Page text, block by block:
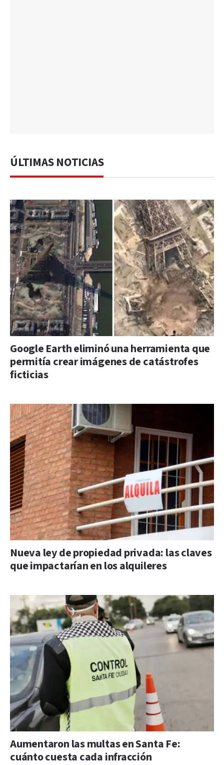
ÚLTIMAS NOTICIAS
Google Earth eliminó una herramienta que
permitía crear imágenes de catástrofes
ficticias
Nueva ley de propiedad privada: las claves
que impactarían en los alquileres
Aumentaron las multas en Santa Fe:
cuánto cuesta cada infracción